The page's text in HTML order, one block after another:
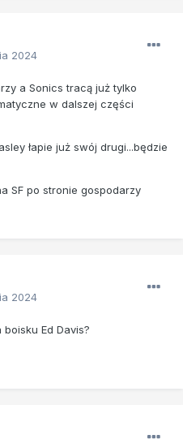
2024
a Sonics tracą już tylko
w dalszej części
łapie już swój drugi...będzie
SF po stronie gospodarzy
2024
Ed Davis?